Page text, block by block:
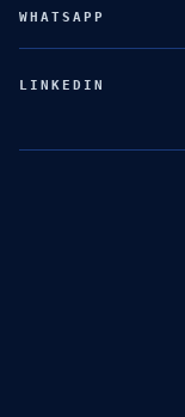
WHATSAPP
LINKEDIN